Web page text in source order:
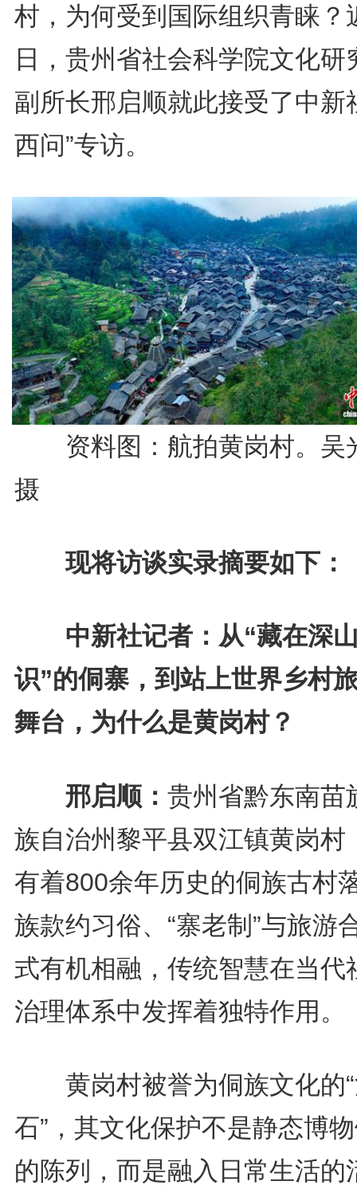
村，为何受到国际组织青睐？
日，贵州省社会科学院文化研
副所长邢启顺就此接受了中新
西问”专访。
资料图：航拍黄岗村。吴
摄
现将访谈实录摘要如下：
中新社记者：从“藏在深
识”的侗寨，到站上世界乡村
舞台，为什么是黄岗村？
邢启顺： 贵州省黔东南苗
族自治州黎平县双江镇黄岗村
有着800余年历史的侗族古村
族款约习俗、“寨老制”与旅游
式有机相融，传统智慧在当代
治理体系中发挥着独特作用。
黄岗村被誉为侗族文化的“
石”，其文化保护不是静态博
的陈列，而是融入日常生活的